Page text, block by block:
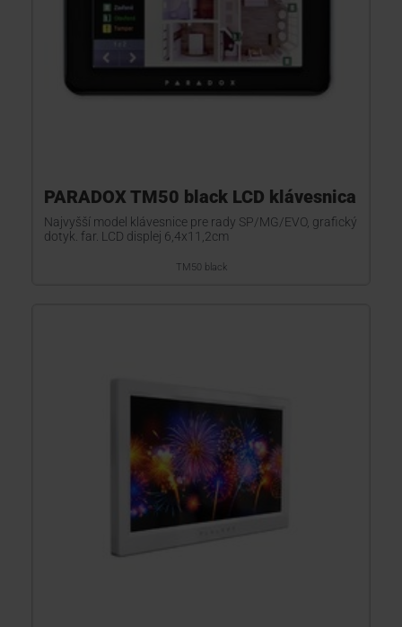
PARADOX TM50 black LCD klávesnica
Najvyšší model klávesnice pre rady SP/MG/EVO, grafický
dotyk. far. LCD displej 6,4x11,2cm
TM50 black